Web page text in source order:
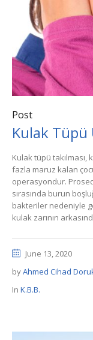
Post
Kulak Tüpü
Kulak tüpü
fazla maruz kalan
operasyondur.
sırasında burun
bakteriler nedeniyle
kulak zarının
June 13, 2020
byAhmed Cihad
In K.B.B.